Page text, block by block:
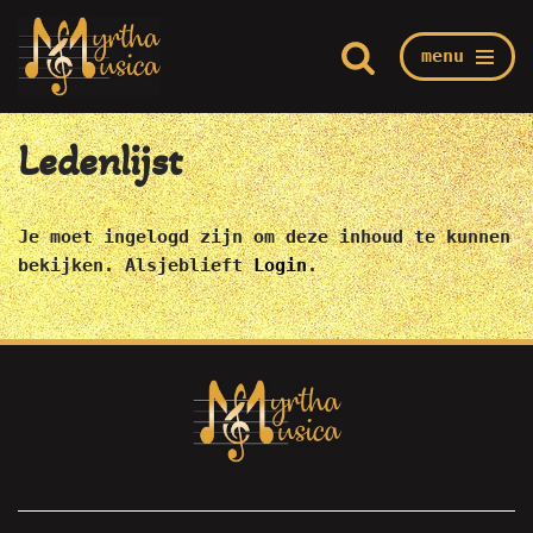
Ga
naar
de
inhoud
menu
Home/ Ledenlijst
Ledenlijst
Je moet ingelogd zijn om deze inhoud te kunnen
bekijken. AlsjeblieftLogin.